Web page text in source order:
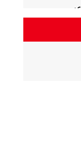
یک جایگاه